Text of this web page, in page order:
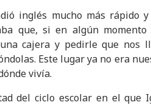
inglés mucho más rápido
que, si en algún
cajera y pedirle que nos
Este lugar ya no era
vivía.
del ciclo escolar en el que